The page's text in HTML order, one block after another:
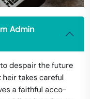
Admin
despair the future
takes careful
a faithful acco-